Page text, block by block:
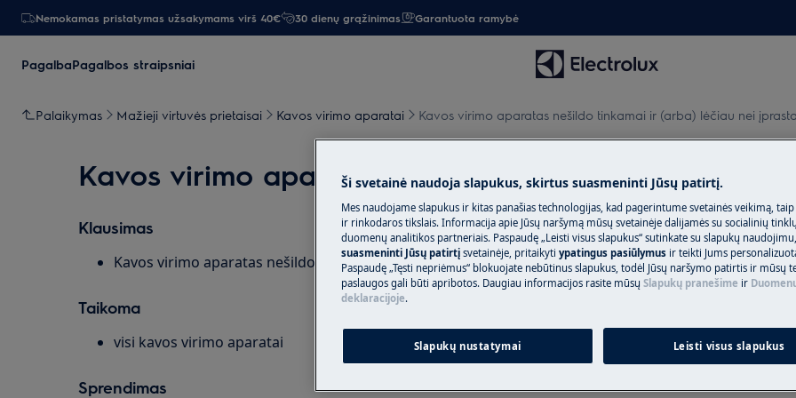
Nemokamas pristatymas užsakymams virš 40€ 30 dienų grąžinimas Garantuota ramybė
PagalbaPagalbos straipsniai
Palaikymas Mažieji virtuvės prietaisai Kavos virimo aparatai Kavos virimo aparatas nešildo tinkamai ir (arba) lėčiau nei
Kavos virimo aparatas nešildo tinkamai ir (arba)
Klausimas
Kavos virimo aparatas nešildo tinkamai ir (arba) lėčiau nei įprastai
Taikoma
visi kavos virimo aparatai
Sprendimas
Ši svetainė naudoja slapukus, skirtus suasmeninti Jūsų patirtį.
Mes naudojame slapukus ir kitas panašias technologijas, kad pagerintume svetainės veikimą,
ir rinkodaros tikslais. Informacija apie Jūsų naršymą mūsų svetainėje dalijamės su socialinių
duomenų analitikos partneriais. Paspaudę „Leisti visus slapukus“ sutinkate su slapukų
suasmeninti Jūsų patirtį svetainėje, pritaikyti ypatingus pasiūlymus ir teikti Jums
Paspaudę „Tęsti nepriėmus“ blokuojate nebūtinus slapukus, todėl Jūsų naršymo patirtis ir mūsų
paslaugos gali būti apribotos. Daugiau informacijos rasite mūsų Slapukų pranešime ir
deklaracijoje.
Slapukų nustatymai Leisti visus slapukus